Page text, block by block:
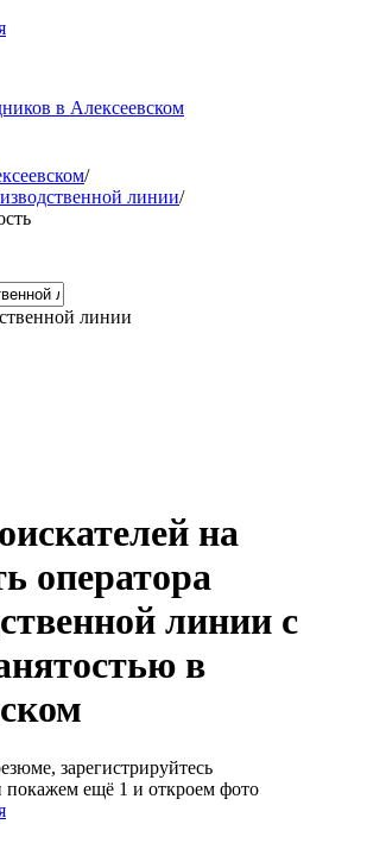
в Алексеевском
/
линии/
линии
на
оператора
линии с
в
зарегистрируйтесь
покажем ещё 1 и откроем фото